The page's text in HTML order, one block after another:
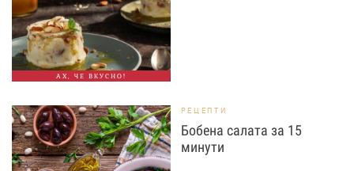
АХ, ЧЕ ВКУСНО!
РЕЦЕПТИ
Бобена салата за 15
минути